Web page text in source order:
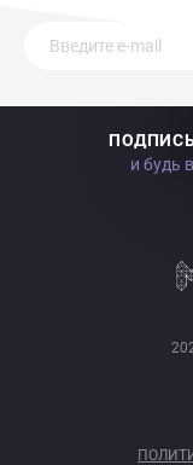
и будь